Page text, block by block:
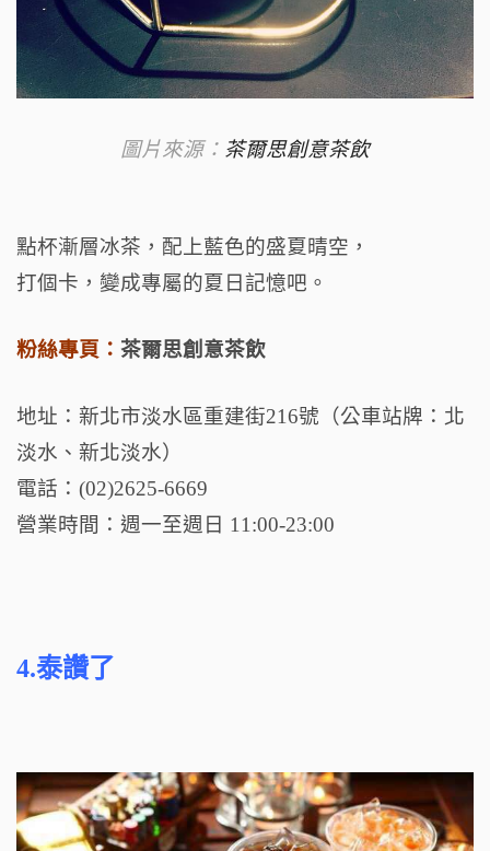
圖片來源： 茶爾思創意茶飲
點杯漸層冰茶，配上藍色的盛夏晴空，
打個卡，變成專屬的夏日記憶吧。
粉絲專頁 ： 茶爾思創意茶飲
地址：新北市淡水區重建街216號（公車站牌：北
淡水、新北淡水）
電話：(02)2625-6669
營業時間：週一至週日 11:00-23:00
4.泰讚了